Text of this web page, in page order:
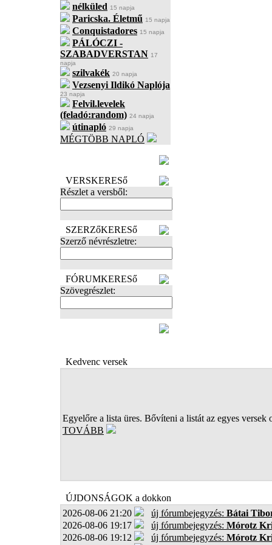
nélküled 15 napja
Paricska. Életmű 15 napja
Conquistadores 15 napja
PÁLÓCZI -
SZABADVERSTAN 17
napja
szilvakék 20 napja
Vezsenyi Ildikó Naplója
23 napja
Felvil.levelek
(feladó:random) 24 napja
útinapló 29 napja
MÉGTÖBB NAPLÓ
VERSKERESő
Részlet a versből:
SZERZőKERESő
Szerző névrészletre:
FÓRUMKERESő
Szövegrészlet:
Kedvenc versek
Egyelőre a lista üres. Bővíteni a listát az egyes versek
TOVÁBB
ÚJDONSÁGOK a dokkon
2026-08-06 21:20
új fórumbejegyzés: Bátai
2026-08-06 19:17
új fórumbejegyzés: Mórotz
2026-08-06 19:12
új fórumbejegyzés: Mórotz